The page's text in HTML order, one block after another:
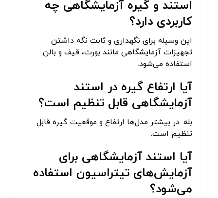
استند و گیره آزمایشگاهی چه
کاربردی دارد؟
این وسیله برای نگهداری و ثابت نگه داشتن
تجهیزات آزمایشگاهی مانند بورت، قیف و بالن
استفاده می‌شود.
آیا ارتفاع گیره در استند
آزمایشگاهی قابل تنظیم است؟
بله. در بیشتر مدل‌ها ارتفاع و موقعیت گیره قابل
تنظیم است.
آیا استند آزمایشگاهی برای
آزمایش‌های تیتراسیون استفاده
می‌شود؟